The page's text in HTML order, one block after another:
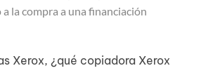
la compra a una financiación
Xerox, ¿qué copiadora Xerox